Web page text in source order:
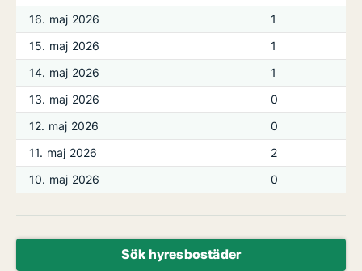
16. maj 2026
1
15. maj 2026
1
14. maj 2026
1
13. maj 2026
0
12. maj 2026
0
11. maj 2026
2
10. maj 2026
0
Sök hyresbostäder